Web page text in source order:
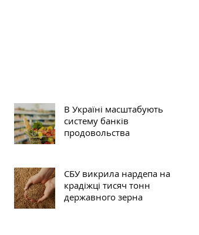
В Україні масштабують
систему банків
продовольства
СБУ викрила нардепа на
крадіжці тисяч тонн
державного зерна